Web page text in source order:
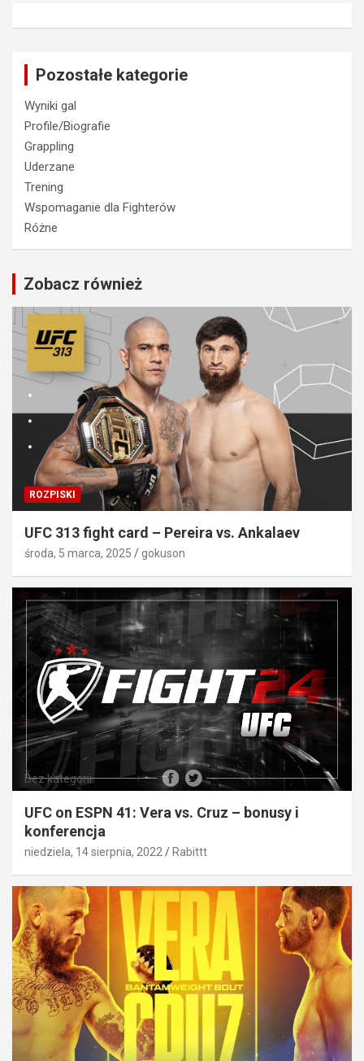
Pozostałe kategorie
Wyniki gal
Profile/Biografie
Grappling
Uderzane
Trening
Wspomaganie dla Fighterów
Różne
Zobacz również
ROZPISKI
UFC 313 fight card – Pereira vs. Ankalaev
środa, 5 marca, 2025 gokuson
Bez kategorii
UFC on ESPN 41: Vera vs. Cruz – bonusy i
konferencja
niedziela, 14 sierpnia, 2022 Rabittt